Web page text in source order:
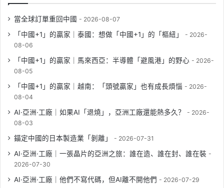
當全球訂單重回中國 2026-08-07
「中國+1」的贏家｜泰國：想做「中國+1」的「樞紐」
2026-
08-06
「中國+1」的贏家｜馬來西亞：半導體「避風港」的野心
2026-
08-05
「中國+1」的贏家｜越南：「頭號贏家」也有成長煩惱
2026-
08-04
AI·亞洲·工廠｜如果AI「退燒」，亞洲工廠還能熱多久？
2026-
08-03
錨定中國的日本製造業「剝離」 2026-07-31
AI·亞洲·工廠｜一張晶片的亞洲之旅：誰在造、誰在封、誰在裝
2026-07-30
AI·亞洲·工廠｜他們不寫代碼，但AI離不開他們 2026-07-29